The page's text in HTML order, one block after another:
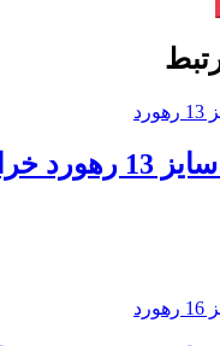
خراسان